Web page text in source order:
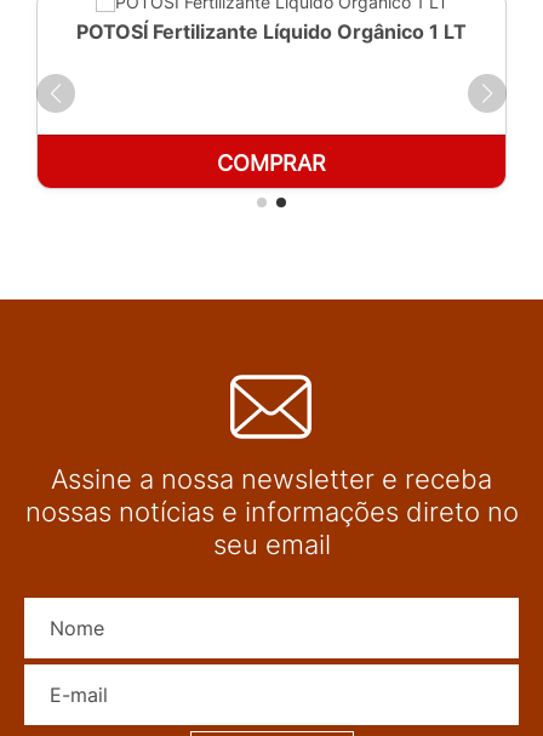
POTOSÍ Fertilizante Líquido Orgânico 1 LT
COMPRAR
Assine a nossa newsletter e receba
nossas notícias e informações direto no
seu email